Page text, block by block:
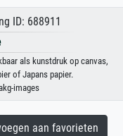
ID: 688911
als kunstdruk op canvas,
of Japans papier.
images
aan favorieten